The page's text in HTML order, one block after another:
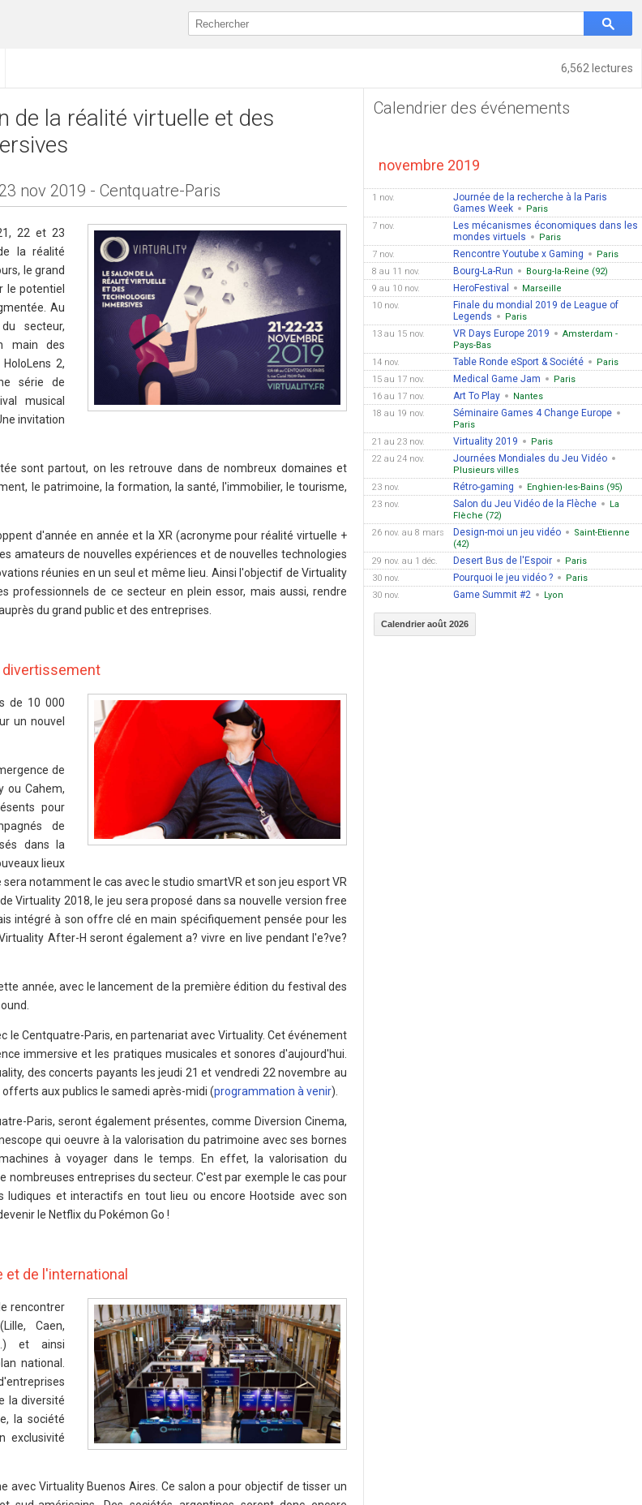
6,562 lectures
de la réalité virtuelle et des
nov 2019 - Centquatre-Paris
22 et 23
la réalité
le grand
le potentiel
Au
secteur,
main des
2,
série de
musical
invitation
sont partout, on les retrouve dans de nombreux domaines et
le patrimoine, la formation, la santé, l'immobilier, le tourisme,
d'année en année et la XR (acronyme pour réalité virtuelle +
amateurs de nouvelles expériences et de nouvelles technologies
réunies en un seul et même lieu. Ainsi l'objectif de Virtuality
professionnels de ce secteur en plein essor, mais aussi, rendre
du grand public et des entreprises.
divertissement
de 10 000
un nouvel
de
ou Cahem,
pour
de
dans la
lieux
notamment le cas avec le studio smartVR et son jeu esport VR
Virtuality 2018, le jeu sera proposé dans sa nouvelle version free
intégré à son offre clé en main spécifiquement pensée pour les
After-H seront également a? vivre en live pendant l'e?ve?
année, avec le lancement de la première édition du festival des
le Centquatre-Paris, en partenariat avec Virtuality. Cet événement
immersive et les pratiques musicales et sonores d'aujourd'hui.
des concerts payants les jeudi 21 et vendredi 22 novembre au
aux publics le samedi après-midi (programmation à venir).
Paris, seront également présentes, comme Diversion Cinema,
qui oeuvre à la valorisation du patrimoine avec ses bornes
à voyager dans le temps. En effet, la valorisation du
nombreuses entreprises du secteur. C'est par exemple le cas pour
ludiques et interactifs en tout lieu ou encore Hootside avec son
le Netflix du Pokémon Go !
de l'international
rencontrer
Caen,
et ainsi
national.
la diversité
la société
exclusivité
avec Virtuality Buenos Aires. Ce salon a pour objectif de tisser un
Calendrier des événements
novembre 2019
1 nov.
Journée de la recherche à la Paris
Games Week
Paris
7 nov.
Les mécanismes économiques dans les
mondes virtuels
Paris
7 nov.
Rencontre Youtube x Gaming
Paris
8 au 11 nov.
Bourg-La-Run
Bourg-la-Reine (92)
9 au 10 nov.
HeroFestival
Marseille
10 nov.
Finale du mondial 2019 de League of
Legends
Paris
13 au 15 nov.
VR Days Europe 2019
Amsterdam -
Pays-Bas
14 nov.
Table Ronde eSport & Société
Paris
15 au 17 nov.
Medical Game Jam
Paris
16 au 17 nov.
Art To Play
Nantes
18 au 19 nov.
Séminaire Games 4 Change Europe
Paris
21 au 23 nov.
Virtuality 2019
Paris
22 au 24 nov.
Journées Mondiales du Jeu Vidéo
Plusieurs villes
23 nov.
Rétro-gaming
Enghien-les-Bains (95)
23 nov.
Salon du Jeu Vidéo de la Flèche
La
Flèche (72)
26 nov. au 8 mars
Design-moi un jeu vidéo
Saint-Etienne
(42)
29 nov. au 1 déc.
Desert Bus de l'Espoir
Paris
30 nov.
Pourquoi le jeu vidéo ?
Paris
30 nov.
Game Summit #2 Lyon
Calendrier août 2026